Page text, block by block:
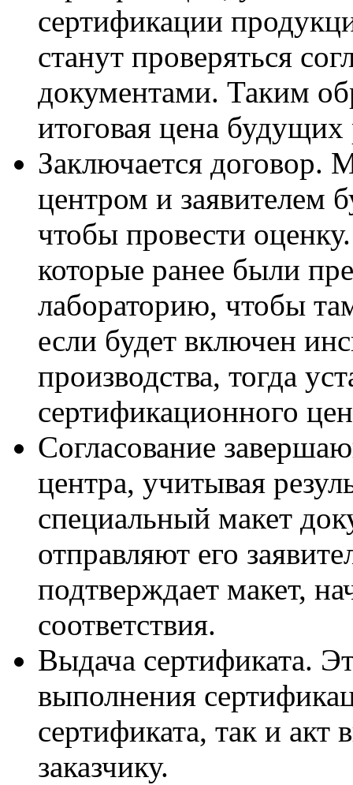
сертификации
станут проверяться
документами. Таким
итоговая цена будущих
Заключается
центром и заявителем
чтобы провести
которые ранее были
лабораторию, чтобы
если будет включен
производства, тогда
сертификационного
Согласование
центра, учитывая
специальный макет
отправляют его
подтверждает макет,
соответствия.
Выдача сертификата.
выполнения
сертификата, так и
заказчику.